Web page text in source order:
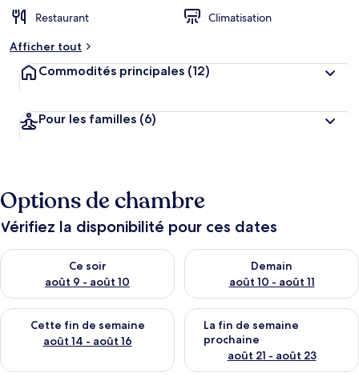
Restaurant
Climatisation
Afficher tout
Commodités principales (12)
Pour les familles (6)
Options de chambre
Vérifiez la disponibilité pour ces dates
Ce soir
août 9 - août 10
Vérifier la disponibilité pour ce soir août 9 - août 10
Demain
août 10 - août 11
Vérifier la disponibilité pour
Cette fin de semaine
août 14 - août 16
Vérifier la disponibilité pour cette fin de semaine août 14 -
La fin de semaine
prochaine
août 21 - août 23
Vérifier la disponibilité pour